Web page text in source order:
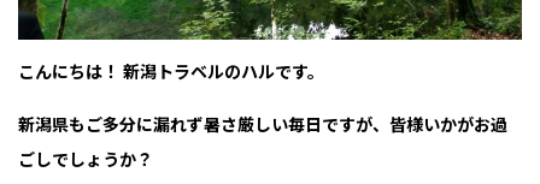
こんにちは！ 新潟トラベルのハルです。
新潟県もご多分に漏れず暑さ厳しい毎日ですが、皆様いかがお過
ごしでしょうか？